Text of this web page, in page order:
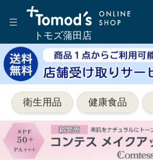
トモズ蒲田店
衛生用品 健康食品